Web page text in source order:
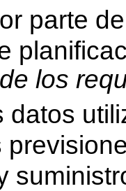
parte
los
datos